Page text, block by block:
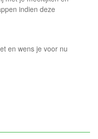
indien deze
en wens je voor nu